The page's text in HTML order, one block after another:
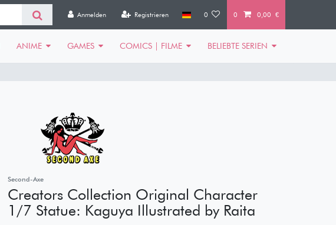
Anmelden Registrieren 0 0 0,00 €
ANIME GAMES COMICS | FILME BELIEBTE SERIEN
Second-Axe
Creators Collection Original Character
1/7 Statue: Kaguya Illustrated by Raita